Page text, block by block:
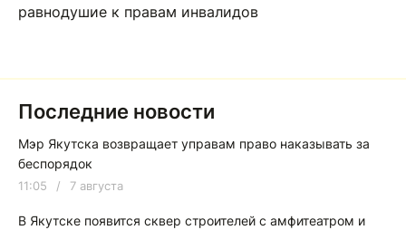
равнодушие к правам инвалидов
Последние новости
Мэр Якутска возвращает управам право наказывать за
беспорядок
11:05 / 7 августа
В Якутске появится сквер строителей с амфитеатром и